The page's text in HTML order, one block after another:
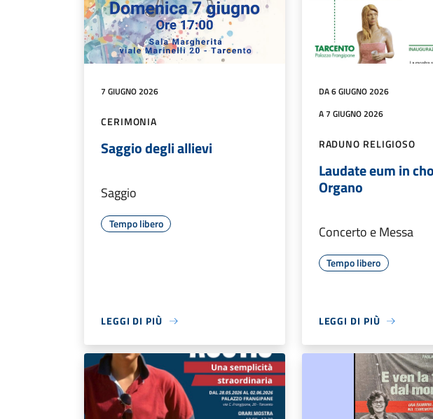
7 GIUGNO 2026
CERIMONIA
Saggio degli allievi
Saggio
Tempo libero
LEGGI DI PIÙ
DA 6 GIUGNO 2026
A 7 GIUGNO 2026
RADUNO RELIGIOSO
Laudate eum in
Organo
Concerto e Messa
Tempo libero
LEGGI DI PIÙ